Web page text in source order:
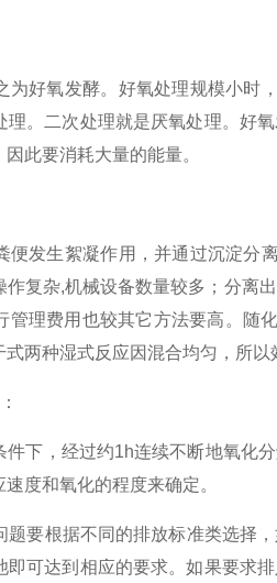
好氧发酵。好氧处理规模小时
。二次处理就是厌氧处理。好
此要消耗大量的能量。
发生絮凝作用，并通过沉淀分
作复杂,机械设备数量较多；分离
管理费用也较其它方法要高。随
两种湿式反应因混合均匀，所
：
下，经过约1h连续不断地氧化
度和氧化的程度来确定。
要根据不同的排放标准类选择
可达到相应的要求。如果要求